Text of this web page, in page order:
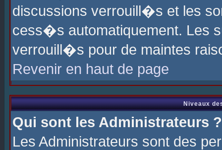
discussions verrouill�s et les
cess�s automatiquement. Les
verrouill�s pour de maintes
Revenir en haut de page
Niveaux
Qui sont les Administrateurs ?
Les Administrateurs sont des